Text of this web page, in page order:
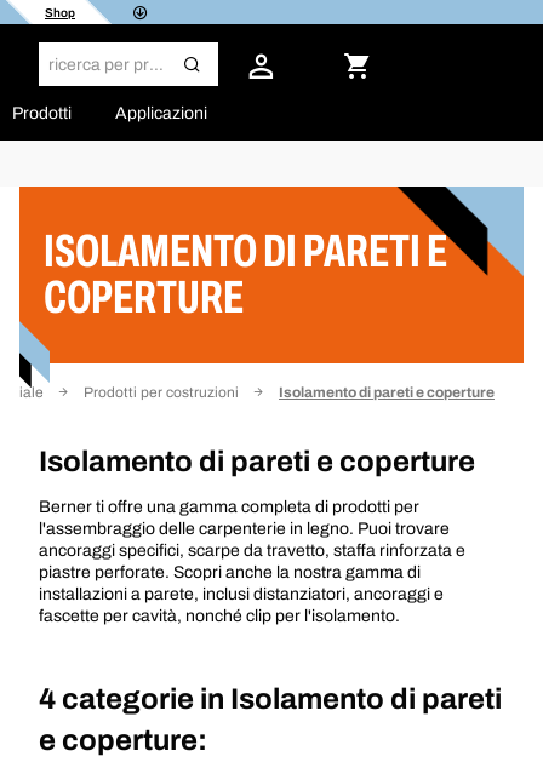
Shop
Prodotti Applicazioni
ISOLAMENTO DI PARETI E
COPERTURE
Prodotti per costruzioni Isolamento di pareti e coperture
Isolamento di pareti e coperture
Berner ti offre una gamma completa di prodotti per
l'assembraggio delle carpenterie in legno. Puoi trovare
ancoraggi specifici, scarpe da travetto, staffa rinforzata e
piastre perforate. Scopri anche la nostra gamma di
installazioni a parete, inclusi distanziatori, ancoraggi e
fascette per cavità, nonché clip per l'isolamento.
4 categorie in Isolamento di pareti
e coperture:
Filtro